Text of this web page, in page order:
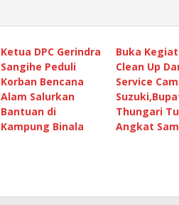
Ketua DPC Gerindra
Sangihe Peduli
Korban Bencana
Alam Salurkan
Bantuan di
Kampung Binala
Buka
Clean Up
Service
Thungari
Angkat